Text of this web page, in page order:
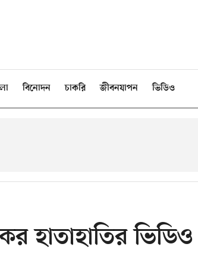
বিনোদন চাকরি জীবনযাপন ভিডিও
হাতাহাতির ভিডিও